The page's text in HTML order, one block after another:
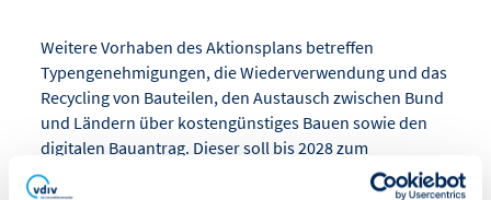
Weitere Vorhaben des Aktionsplans betreffen
Typengenehmigungen, die Wiederverwendung und das
Recycling von Bauteilen, den Austausch zwischen Bund
und Ländern über kostengünstiges Bauen sowie den
digitalen Bauantrag. Dieser soll bis 2028 zum
verbindlichen Regelweg werden. Zum Gebäudetyp E